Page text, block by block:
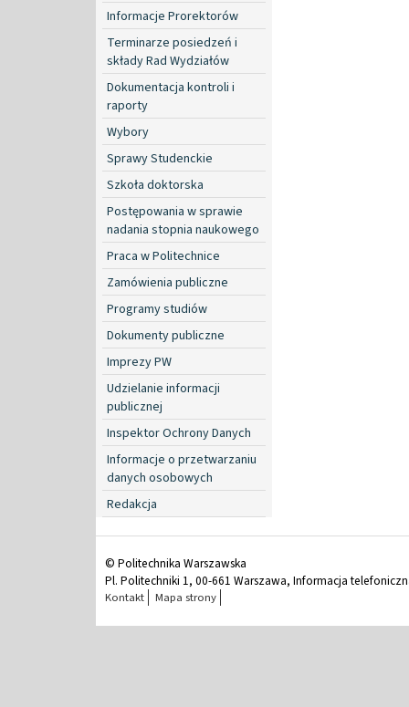
Informacje Prorektorów
Terminarze posiedzeń i
składy Rad Wydziałów
Dokumentacja kontroli i
raporty
Wybory
Sprawy Studenckie
Szkoła doktorska
Postępowania w sprawie
nadania stopnia naukowego
Praca w Politechnice
Zamówienia publiczne
Programy studiów
Dokumenty publiczne
Imprezy PW
Udzielanie informacji
publicznej
Inspektor Ochrony Danych
Informacje o przetwarzaniu
danych osobowych
Redakcja
© Politechnika Warszawska
Pl. Politechniki 1, 00-661 Warszawa, Informacja
Kontakt Mapa strony